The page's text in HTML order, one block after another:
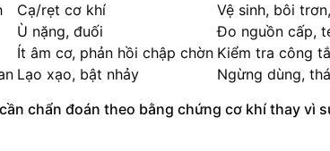
Cạ/rẹt cơ khí
Vệ sinh, bôi
Ù nặng, đuối
Đo nguồn cấp,
Ít âm cơ, phản hồi chập chờn Kiểm tra công
Lạo xạo, bật nhảy
Ngừng dùng,
chẩn đoán theo bằng chứng cơ khí thay vì